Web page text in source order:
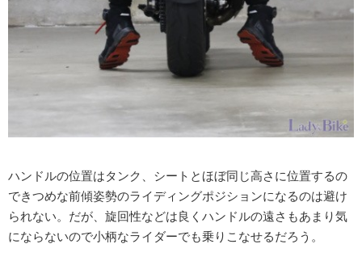
ハンドルの位置はタンク、シートとほぼ同じ高さに位置するの
できつめな前傾姿勢のライディングポジションになるのは避け
られない。だが、旋回性などは良くハンドルの遠さもあまり気
にならないので小柄なライダーでも乗りこなせるだろう。